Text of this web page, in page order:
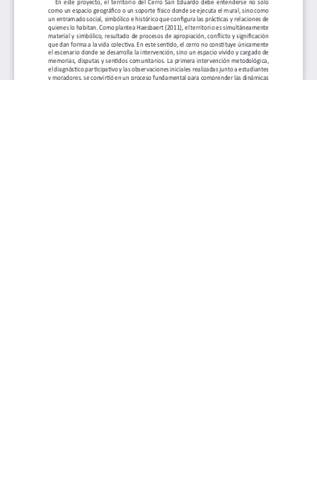
usuario. Al utilizar nuestro sitio web, usted acepta nuestra
Política de cookies.
Aceptar